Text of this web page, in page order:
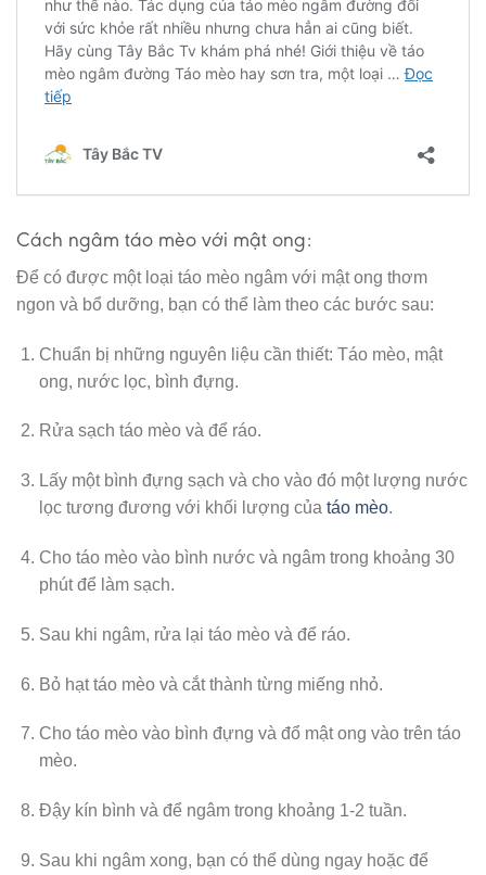
Cách ngâm táo mèo với mật ong:
Để có được một loại táo mèo ngâm với mật ong thơm
ngon và bổ dưỡng, bạn có thể làm theo các bước sau:
Chuẩn bị những nguyên liệu cần thiết: Táo mèo, mật
ong, nước lọc, bình đựng.
Rửa sạch táo mèo và để ráo.
Lấy một bình đựng sạch và cho vào đó một lượng nước
lọc tương đương với khối lượng của táo mèo.
Cho táo mèo vào bình nước và ngâm trong khoảng 30
phút để làm sạch.
Sau khi ngâm, rửa lại táo mèo và để ráo.
Bỏ hạt táo mèo và cắt thành từng miếng nhỏ.
Cho táo mèo vào bình đựng và đổ mật ong vào trên táo
mèo.
Đậy kín bình và để ngâm trong khoảng 1-2 tuần.
Sau khi ngâm xong, bạn có thể dùng ngay hoặc để